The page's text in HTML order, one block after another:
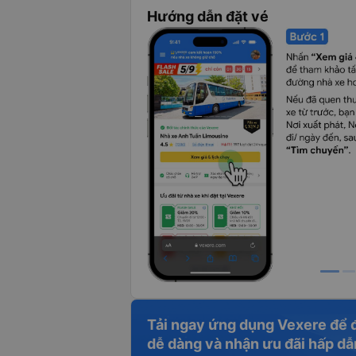
Hướng dẫn đặt vé
Tải ngay ứng dụng Vexere để
dễ dàng và nhận ưu đãi hấp